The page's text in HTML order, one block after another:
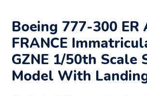
Boeing 777-300 ER
FRANCE
GZNE 1/50th Scale
Model With